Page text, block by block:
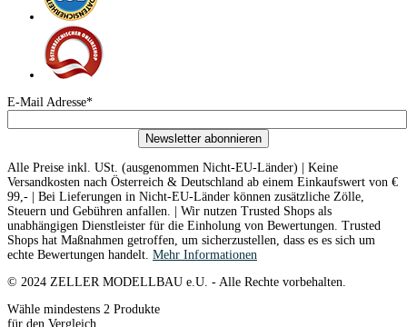
E-Mail Adresse*
Newsletter abonnieren
Alle Preise inkl. USt. (ausgenommen Nicht-EU-Länder) | Keine
Versandkosten nach Österreich & Deutschland ab einem Einkaufswert von €
99,- | Bei Lieferungen in Nicht-EU-Länder können zusätzliche Zölle,
Steuern und Gebühren anfallen. | Wir nutzen Trusted Shops als
unabhängigen Dienstleister für die Einholung von Bewertungen. Trusted
Shops hat Maßnahmen getroffen, um sicherzustellen, dass es es sich um
echte Bewertungen handelt. Mehr Informationen
© 2024 ZELLER MODELLBAU e.U. - Alle Rechte vorbehalten.
Wähle mindestens 2 Produkte
für den Vergleich